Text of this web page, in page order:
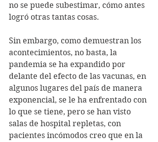
no se puede subestimar, cómo antes
logró otras tantas cosas.
Sin embargo, como demuestran los
acontecimientos, no basta, la
pandemia se ha expandido por
delante del efecto de las vacunas, en
algunos lugares del país de manera
exponencial, se le ha enfrentado con
lo que se tiene, pero se han visto
salas de hospital repletas, con
pacientes incómodos creo que en la